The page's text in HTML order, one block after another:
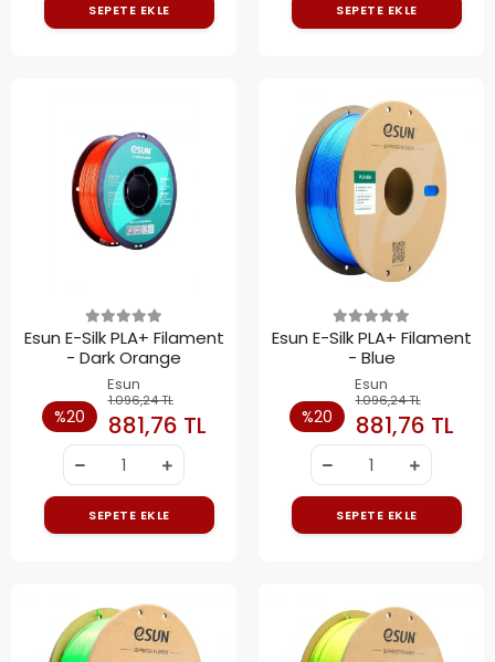
SEPETE EKLE SEPETE EKLE
Esun E-Silk PLA+ Filament
- Dark Orange
Esun
%20
1.096,24 TL
881,76 TL
SEPETE EKLE
Esun E-Silk PLA+ Filament
- Blue
Esun
%20
1.096,24 TL
881,76 TL
SEPETE EKLE